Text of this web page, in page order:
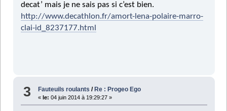
decat’ mais je ne sais pas si c’est bien.
http://www.decathlon.fr/amort-lena-polaire-marro-
clai-id_8237177.html
3 Fauteuils roulants /Re : Progeo Ego
«le: 04 juin 2014 à 19:29:27 »